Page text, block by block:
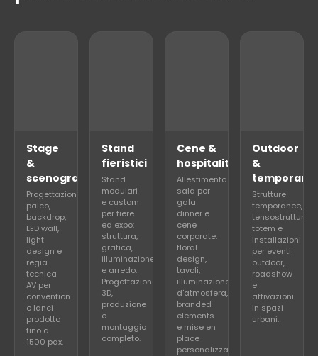
Stage
&
scenografia
Progettazione
palco,
backdrop,
LED wall,
light
design e
regia
tecnica
AV per
convention
e lanci
prodotto
fino a
1500 pax.
Stand
fieristici
Stand
modulari
e custom
per fiere
ed expo:
struttura,
grafica,
illuminazione
e arredo.
Progettazione
3D,
produzione
e
montaggio
completo.
Cene &
hospitality
Allestimento
sala per
gala
dinner e
cene
corporate:
floral
design,
tavoli,
illuminazione
d'atmosfera,
branded
elements
e mise en
place
personalizzata.
Outdoor
&
temporary
Strutture
temporanee,
tensostrutture,
totem e
installazioni
per eventi
outdoor,
roadshow
e
attivazioni
in spazi
urbani.